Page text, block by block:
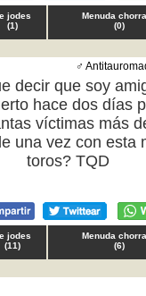
jodes
(1)
Menuda
(0)
♂
decir que soy
hace dos días
víctimas más
una vez con esta
toros? TQD
jodes
(11)
Menuda
(6)